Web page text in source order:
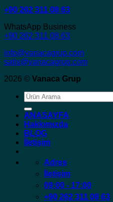
+90 262 311 08 63
WhatsApp Business
+90 262 311 08 63
info@vanacagrup.com
satis@vanacagrup.com
2026 © Vanaca Grup
Ara:
ANASAYFA
Hakkımızda
BLOG
İletişim
Adres
İletişim
09:00 - 17:00
+90 262 311 08 63